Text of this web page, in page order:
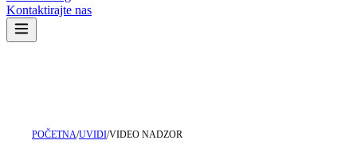
Kontaktirajte nas
POČETNA/UVIDI/VIDEO NADZOR